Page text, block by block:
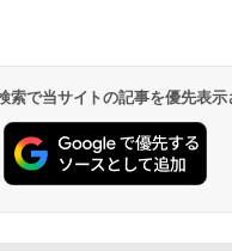
索で当サイトの記事を優先表示